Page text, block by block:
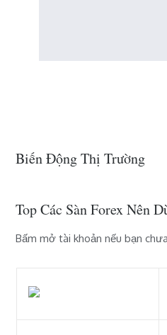
Biến Động Thị Trường
Top Các Sàn Forex Nên
Bấm mở tài khoản nếu bạn